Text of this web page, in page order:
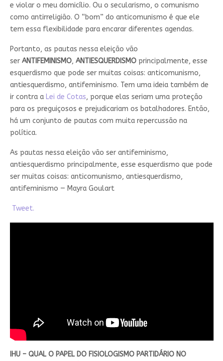
e violar o meu domicílio. Ou o secularismo, o comunismo
como antirreligião. O “bom” do anticomunismo é que ele
tem essa flexibilidade para encarar diferentes agendas.
Portanto, as pautas nessa eleição vão
ser ANTIFEMINISMO, ANTIESQUERDISMOprincipalmente, esse
esquerdismo que pode ser muitas coisas: anticomunismo,
antiesquerdismo, antifeminismo. Tem uma ideia também de
ir contra a Lei de Cotas, porque elas seriam uma proteção
para os preguiçosos e prejudicariam os batalhadores. Então,
há um conjunto de pautas com muita repercussão na
política.
As pautas nessa eleição vão ser antifeminismo,
antiesquerdismo principalmente, esse esquerdismo que pode
ser muitas coisas: anticomunismo, antiesquerdismo,
antifeminismo — Mayra Goulart
Tweet.
IHU – QUAL O PAPEL DO FISIOLOGISMO PARTIDÁRIO NO